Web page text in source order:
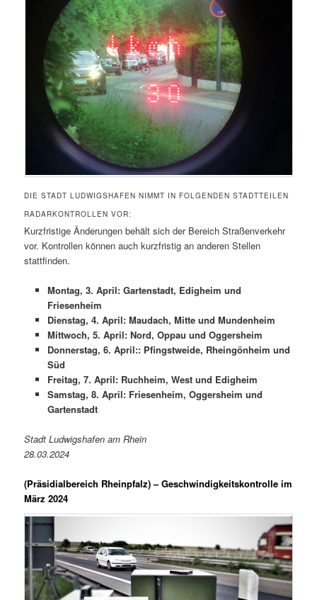
DIE STADT LUDWIGSHAFEN NIMMT IN FOLGENDEN STADTTEILEN
RADARKONTROLLEN VOR:
Kurzfristige Änderungen behält sich der Bereich Straßenverkehr
vor. Kontrollen können auch kurzfristig an anderen Stellen
stattfinden.
Montag, 3. April: Gartenstadt, Edigheim und
Friesenheim
Dienstag, 4. April: Maudach, Mitte und Mundenheim
Mittwoch, 5. April: Nord, Oppau und Oggersheim
Donnerstag, 6. April:: Pfingstweide, Rheingönheim und
Süd
Freitag, 7. April: Ruchheim, West und Edigheim
Samstag, 8. April: Friesenheim, Oggersheim und
Gartenstadt
Stadt Ludwigshafen am Rhein
28.03.2024
(Präsidialbereich Rheinpfalz)– Geschwindigkeitskontrolle im
März 2024